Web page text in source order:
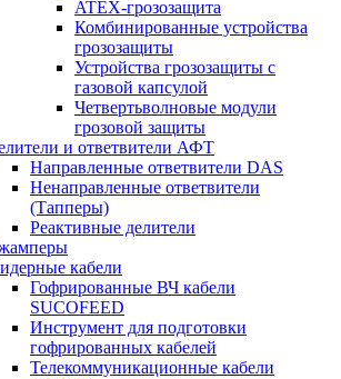
ATEX-грозозащита
Комбинированные устройства
грозозащиты
Устройства грозозащиты с
газовой капсулой
Четвертьволновые модули
грозовой защиты
и ответвители АФТ
Направленные ответвители DAS
Ненаправленные ответвители
(Тапперы)
Реактивные делители
кабели
Гофрированные ВЧ кабели
SUCOFEED
Инструмент для подготовки
гофрированных кабелей
Телекоммуникационные кабели